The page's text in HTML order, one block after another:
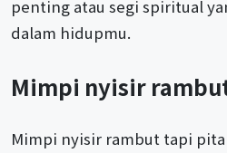
penting atau segi spiritual
dalam hidupmu.
Mimpi nyisir
Mimpi nyisir rambut tapi